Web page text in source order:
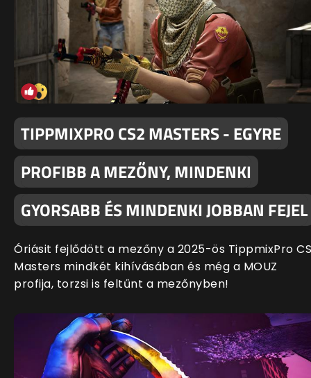
TIPPMIXPRO CS2 MASTERS - EGYRE
PROFIBB A MEZŐNY, MINDENKI
GYORSABB ÉS MINDENKI JOBBAN FEJEL
Óriásit fejlődött a mezőny a 2025-ös TippmixPro
Masters mindkét kihívásában és még a MOUZ
profija, torzsi is feltűnt a mezőnyben!